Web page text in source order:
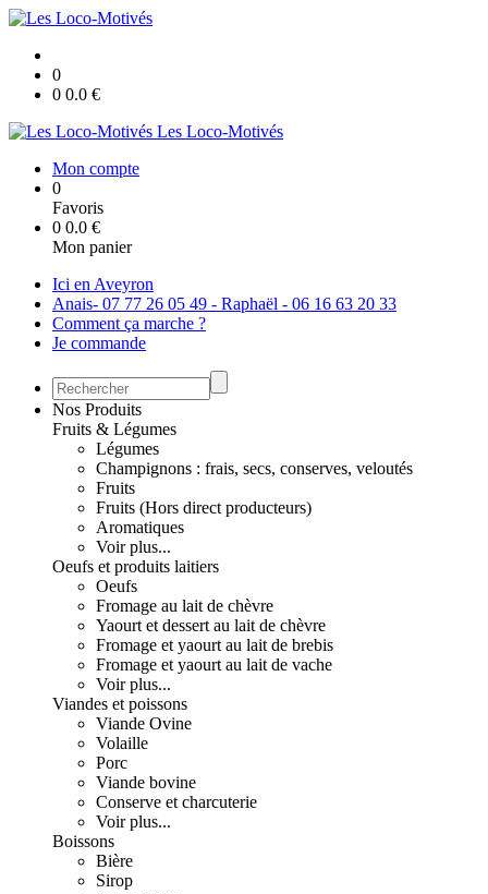
0
0 0.0 €
Les Loco-Motivés
Mon compte
0
Favoris
0 0.0 €
Mon panier
Ici en Aveyron
Anais- 07 77 26 05 49 - Raphaël - 06 16 63 20 33
Comment ça marche ?
Je commande
Nos Produits
Fruits & Légumes
Légumes
Champignons : frais, secs, conserves, veloutés
Fruits
Fruits (Hors direct producteurs)
Aromatiques
Voir plus...
Oeufs et produits laitiers
Oeufs
Fromage au lait de chèvre
Yaourt et dessert au lait de chèvre
Fromage et yaourt au lait de brebis
Fromage et yaourt au lait de vache
Voir plus...
Viandes et poissons
Viande Ovine
Volaille
Porc
Viande bovine
Conserve et charcuterie
Voir plus...
Boissons
Bière
Sirop